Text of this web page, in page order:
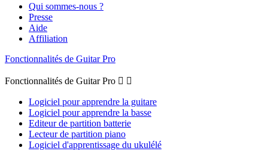
Qui sommes-nous ?
Presse
Aide
Affiliation
Fonctionnalités de Guitar Pro
Fonctionnalités de Guitar Pro  
Logiciel pour apprendre la guitare
Logiciel pour apprendre la basse
Editeur de partition batterie
Lecteur de partition piano
Logiciel d'apprentissage du ukulélé